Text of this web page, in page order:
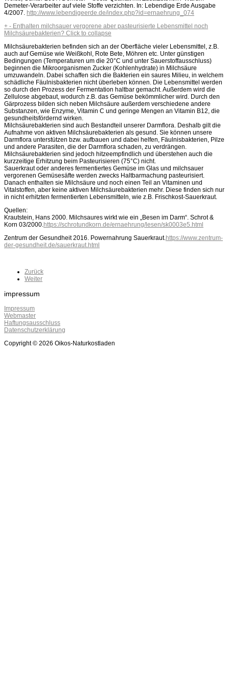
Demeter-Verarbeiter auf viele Stoffe verzichten. In: Lebendige Erde Ausgabe
4/2007. http://www.lebendigeerde.de/index.php?id=ernaehrung_074
+ - Enthalten milchsauer vergorene aber pasteurisierte Lebensmittel noch
Milchsäurebakterien? Click to collapse
Milchsäurebakterien befinden sich an der Oberfläche vieler Lebensmittel, z.B.
auch auf Gemüse wie Weißkohl, Rote Bete, Möhren etc. Unter günstigen
Bedingungen (Temperaturen um die 20°C und unter Sauerstoffausschluss)
beginnen die Mikroorganismen Zucker (Kohlenhydrate) in Milchsäure
umzuwandeln. Dabei schaffen sich die Bakterien ein saures Milieu, in welchem
schädliche Fäulnisbakterien nicht überleben können. Die Lebensmittel werden
so durch den Prozess der Fermentation haltbar gemacht. Außerdem wird die
Zellulose abgebaut, wodurch z.B. das Gemüse bekömmlicher wird. Durch den
Gärprozess bilden sich neben Milchsäure außerdem verschiedene andere
Substanzen, wie Enzyme, Vitamin C und geringe Mengen an Vitamin B12, die
gesundheitsfördernd wirken.
Milchsäurebakterien sind auch Bestandteil unserer Darmflora. Deshalb gilt die
Aufnahme von aktiven Milchsäurebakterien als gesund. Sie können unsere
Darmflora unterstützen bzw. aufbauen und dabei helfen, Fäulnisbakterien, Pilze
und andere Parasiten, die der Darmflora schaden, zu verdrängen.
Milchsäurebakterien sind jedoch hitzeempfindlich und überstehen auch die
kurzzeitige Erhitzung beim Pasteurisieren (75°C) nicht.
Sauerkraut oder anderes fermentiertes Gemüse im Glas und milchsauer
vergorenen Gemüsesäfte werden zwecks Haltbarmachung pasteurisiert.
Danach enthalten sie Milchsäure und noch einen Teil an Vitaminen und
Vitalstoffen, aber keine aktiven Milchsäurebakterien mehr. Diese finden sich nur
in nicht erhitzten fermentierten Lebensmitteln, wie z.B. Frischkost-Sauerkraut.
Quellen:
Krautstein, Hans 2000. Milchsaures wirkt wie ein „Besen im Darm“. Schrot &
Korn 03/2000.https://schrotundkorn.de/ernaehrung/lesen/sk0003e5.html
Zentrum der Gesundheit 2016. Powernahrung Sauerkraut.https://www.zentrum-
der-gesundheit.de/sauerkraut.html
Zurück
Weiter
impressum
Impressum
Webmaster
Haftungsausschluss
Datenschutzerklärung
Copyright © 2026 Oikos-Naturkostladen